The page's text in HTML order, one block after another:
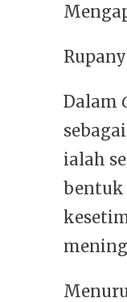
Dalam
ialah
bentuk